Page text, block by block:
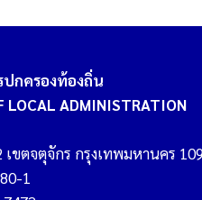
ปกครองท้องถิ่น
LOCAL ADMINISTRATION
ขตจตุจักร กรุงเทพมหานคร
1